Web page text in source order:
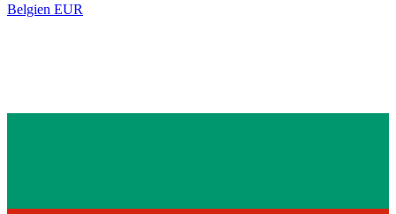
Belgien EUR